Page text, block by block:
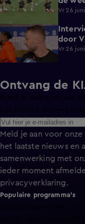
Vr 26
2:43
door
Vr 26
Ontvang de
Meld je aan voor
het laatste nieuws en
samenwerking met
ieder moment
privacyverklaring.
Populaire programma's